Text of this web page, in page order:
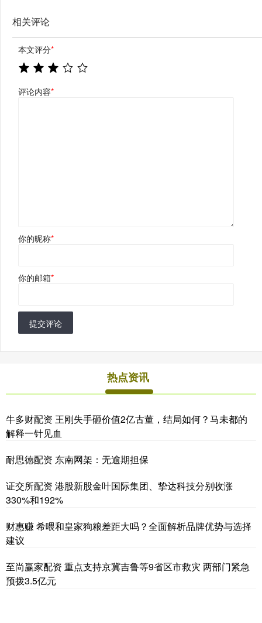
相关评论
本文评分*
评论内容*
你的昵称*
你的邮箱*
提交评论
热点资讯
牛多财配资 王刚失手砸价值2亿古董，结局如何？马未都的
解释一针见血
耐思徳配资 东南网架：无逾期担保
证交所配资 港股新股金叶国际集团、挚达科技分别收涨
330%和192%
财惠赚 希喂和皇家狗粮差距大吗？全面解析品牌优势与选择
建议
至尚赢家配资 重点支持京冀吉鲁等9省区市救灾 两部门紧急
预拨3.5亿元